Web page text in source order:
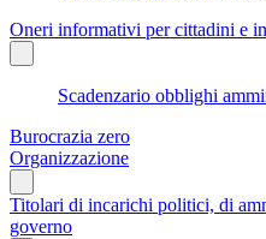
Oneri informativi per cittadini e
Scadenzario obblighi
Burocrazia zero
Organizzazione
Titolari di incarichi politici, di
governo